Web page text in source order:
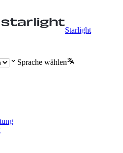
Starlight
Sprache wählen